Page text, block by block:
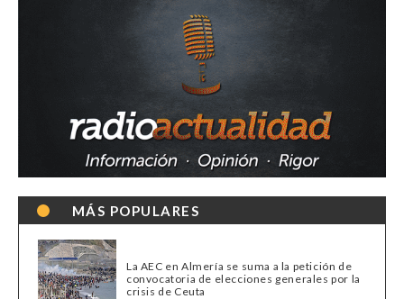
MÁS POPULARES
La AEC en Almería se suma a la petición de
convocatoria de elecciones generales por la
crisis de Ceuta